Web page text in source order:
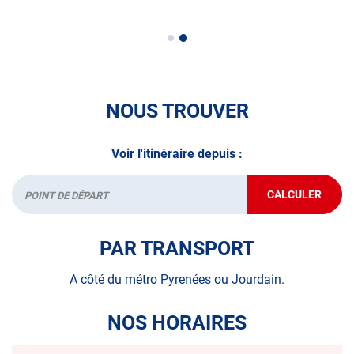
NOUS TROUVER
Voir l'itinéraire depuis :
Départ CALCULER
JUSQU'AU
POINT
PAR TRANSPORT
A côté du métro Pyrenées ou Jourdain.
NOS HORAIRES